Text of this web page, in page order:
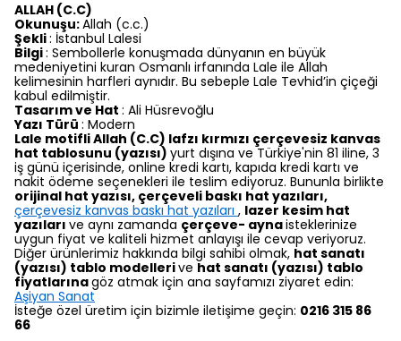
ALLAH (C.C)
Okunuşu:Allah (c.c.)
Şekli: İstanbul Lalesi
Bilgi: Sembollerle konuşmada dünyanın en büyük
medeniyetini kuran Osmanlı irfanında Lale ile Allah
kelimesinin harfleri aynıdır. Bu sebeple Lale Tevhid’in çiçeği
kabul edilmiştir.
Tasarım ve Hat : Ali Hüsrevoğlu
Yazı Türü : Modern
Lale motifli Allah (C.C) lafzı kırmızı çerçevesiz kanvas
hat tablosunu (yazısı) yurt dışına ve Türkiye'nin 81 iline, 3
iş günü içerisinde, online kredi kartı, kapıda kredi kartı ve
nakit ödeme seçenekleri ile teslim ediyoruz. Bununla birlikte
orijinal hat yazısı, çerçeveli baskı hat yazıları,
çerçevesiz kanvas baskı hat yazıları , lazer kesim hat
yazıları ve aynı zamanda çerçeve- aynaisteklerinize
uygun fiyat ve kaliteli hizmet anlayışı ile cevap veriyoruz.
Diğer ürünlerimiz hakkında bilgi sahibi olmak, hat sanatı
(yazısı) tablo modellerive hat sanatı (yazısı) tablo
fiyatlarınagöz atmak için ana sayfamızı ziyaret edin:
Aşiyan Sanat
İsteğe özel üretim için bizimle iletişime geçin: 0216 315 86
66